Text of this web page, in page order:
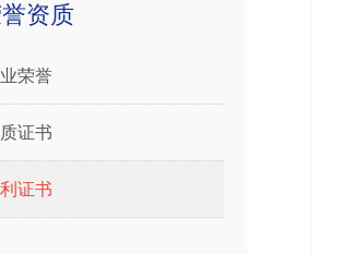
资质
荣誉
证书
证书